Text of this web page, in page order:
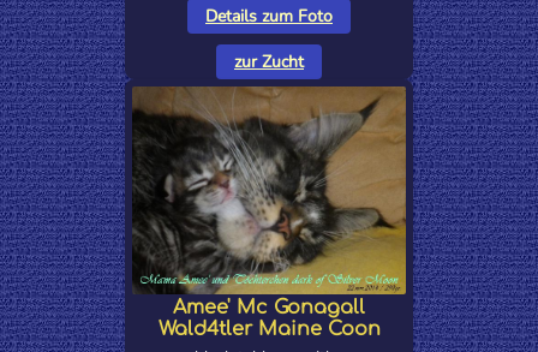
Details zum Foto
zur Zucht
Amee' Mc Gonagall
Wald4tler Maine Coon